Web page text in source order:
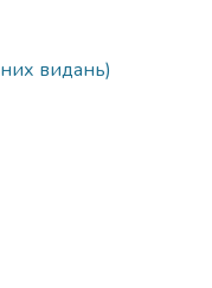
видань)